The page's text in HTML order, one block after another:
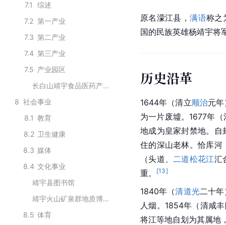
7.1
综述
7.2 第一产业
7.3 第二产业
7.4 第三产业
7.5 产业园区
长白山靖宇食品医药产业园区
8 社会事业
8.1 教育
8.2 卫生健康
8.3 媒体
8.4 文化事业
靖宇县图书馆
靖宇火山矿泉群地质博物馆
8.5 体育
原名濛江县，满语称之
国的民族英雄杨靖宇将
历史沿革
1644年（清立顺治元
为一片废墟。1677年
地成为皇家封禁地。自
住的深山老林。恰库
（头道、 二道松花江汇
重。
[13]
1840年（清道光二十
人烟。1854年（清咸
将江等地自划为其属地